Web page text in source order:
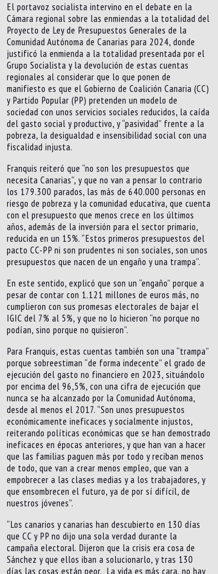
El portavoz socialista intervino en el debate en la
Cámara regional sobre las enmiendas a la totalidad del
Proyecto de Ley de Presupuestos Generales de la
Comunidad Autónoma de Canarias para 2024, donde
justificó la enmienda a la totalidad presentada por el
Grupo Socialista y la devolución de estas cuentas
regionales al considerar que lo que ponen de
manifiesto es que el Gobierno de Coalición Canaria (CC)
y Partido Popular (PP) pretenden un modelo de
sociedad con unos servicios sociales reducidos, la caída
del gasto social y productivo, y “pasividad” frente a la
pobreza, la desigualdad e insensibilidad social con una
fiscalidad injusta.
Franquis reiteró que “no son los presupuestos que
necesita Canarias”, y que no van a pensar lo contrario
los 179.300 parados, las más de 640.000 personas en
riesgo de pobreza y la comunidad educativa, que cuenta
con el presupuesto que menos crece en los últimos
años, además de la inversión para el sector primario,
reducida en un 15%. “Estos primeros presupuestos del
pacto CC-PP ni son prudentes ni son sociales, son unos
presupuestos que nacen de un engaño y una trampa”.
En este sentido, explicó que son un “engaño” porque a
pesar de contar con 1.121 millones de euros más, no
cumplieron con sus promesas electorales de bajar el
IGIC del 7% al 5%, y que no lo hicieron “no porque no
podían, sino porque no quisieron”.
Para Franquis, estas cuentas también son una “trampa”
porque sobreestiman “de forma indecente” el grado de
ejecución del gasto no financiero en 2023, situándolo
por encima del 96,5%, con una cifra de ejecución que
nunca se ha alcanzado por la Comunidad Autónoma,
desde al menos el 2017. “Son unos presupuestos
económicamente ineficaces y socialmente injustos,
reiterando políticas económicas que se han demostrado
ineficaces en épocas anteriores, y que han van a hacer
que las familias paguen más por todo y reciban menos
de todo, que van a crear menos empleo, que van a
empobrecer a las clases medias y a los trabajadores, y
que ensombrecen el futuro, ya de por sí difícil, de
nuestros jóvenes”.
“Los canarios y canarias han descubierto en 130 días
que CC y PP no dijo una sola verdad durante la
campaña electoral. Dijeron que la crisis era cosa de
Sánchez y que ellos iban a solucionarlo, y tras 130
días las cosas están peor. La vida es más cara, no hay